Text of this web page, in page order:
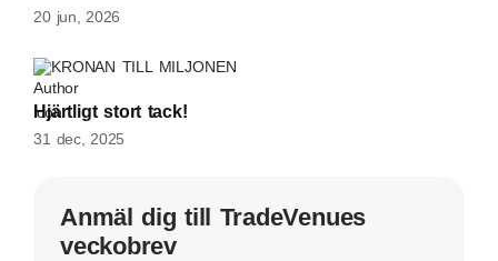
20 jun, 2026
KRONAN TILL MILJONEN
Hjärtligt stort tack!
31 dec, 2025
Anmäl dig till TradeVenues
veckobrev